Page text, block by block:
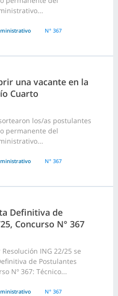
N° 367
una vacante en la
Cuarto
los/as postulantes
permanente del
N° 367
Definitiva de
Concurso N° 367
ING 22/25 se
de Postulantes
Nº 367: Técnico...
N° 367